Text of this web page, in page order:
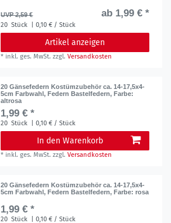
UVP 2,59 € ab 1,99 € *
20 Stück | 0,10 € / Stück
Artikel anzeigen
* inkl. ges. MwSt. zzgl.Versandkosten
20 Gänsefedern Kostümzubehör ca. 14-17,5x4-
5cm Farbwahl, Federn Bastelfedern, Farbe:
altrosa
1,99 € *
20 Stück | 0,10 € / Stück
In den Warenkorb
* inkl. ges. MwSt. zzgl.Versandkosten
20 Gänsefedern Kostümzubehör ca. 14-17,5x4-
5cm Farbwahl, Federn Bastelfedern, Farbe: rosa
1,99 € *
20 Stück | 0,10 € / Stück